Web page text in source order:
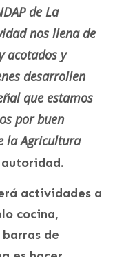
de La
nos llena de
acotados y
desarrollen
que estamos
por buen
la Agricultura
autoridad.
actividades a
cocina,
de